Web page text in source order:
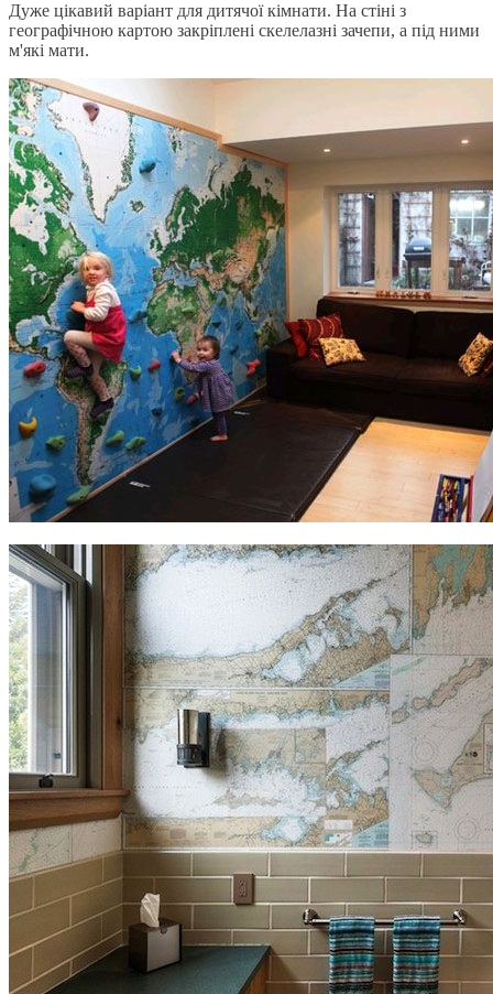
Дуже цікавий варіант для дитячої кімнати. На стіні з
географічною картою закріплені скелелазні зачепи, а під ними
м'які мати.